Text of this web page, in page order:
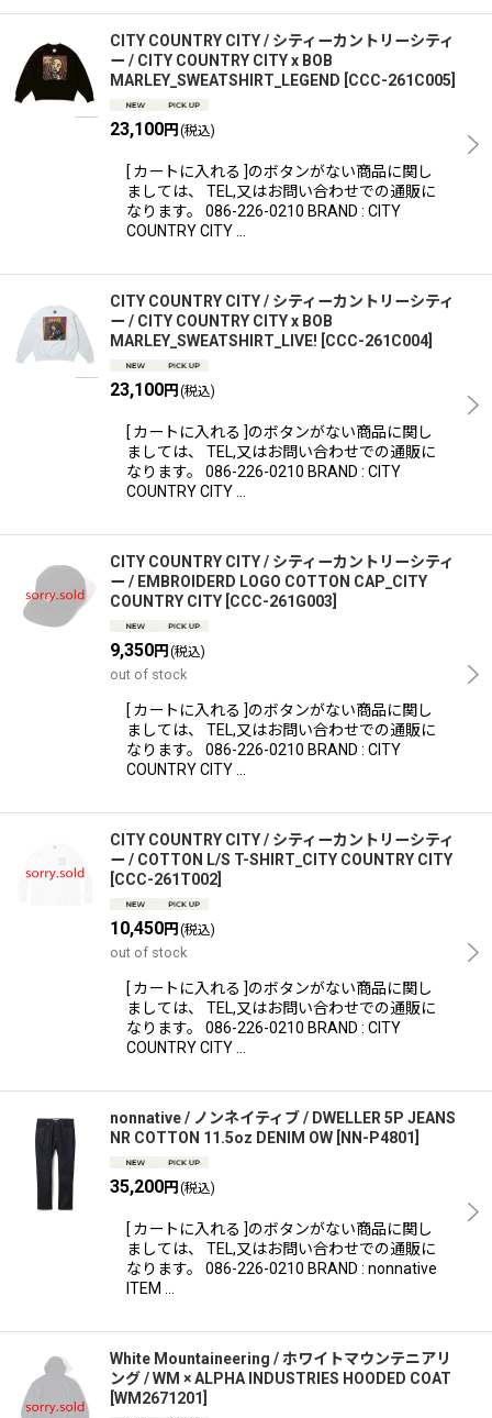
CITY COUNTRY CITY / シティーカントリーシティ
ー / CITY COUNTRY CITY x BOB
MARLEY_SWEATSHIRT_LEGEND CCC-261C005
23,100円 (税込)
[ カートに入れる ]のボタンがない商品に関し
ましては、 TEL,又はお問い合わせでの通販に
なります。 086-226-0210 BRAND : CITY
COUNTRY CITY …
CITY COUNTRY CITY / シティーカントリーシティ
ー / CITY COUNTRY CITY x BOB
MARLEY_SWEATSHIRT_LIVE! CCC-261C004
23,100円 (税込)
[ カートに入れる ]のボタンがない商品に関し
ましては、 TEL,又はお問い合わせでの通販に
なります。 086-226-0210 BRAND : CITY
COUNTRY CITY …
CITY COUNTRY CITY / シティーカントリーシティ
ー / EMBROIDERD LOGO COTTON CAP_CITY
COUNTRY CITY CCC-261G003
9,350円 (税込)
out of stock
[ カートに入れる ]のボタンがない商品に関し
ましては、 TEL,又はお問い合わせでの通販に
なります。 086-226-0210 BRAND : CITY
COUNTRY CITY …
CITY COUNTRY CITY / シティーカントリーシティ
ー / COTTON L/S T-SHIRT_CITY COUNTRY CITY
CCC-261T002
10,450円 (税込)
out of stock
[ カートに入れる ]のボタンがない商品に関し
ましては、 TEL,又はお問い合わせでの通販に
なります。 086-226-0210 BRAND : CITY
COUNTRY CITY …
nonnative / ノンネイティブ / DWELLER 5P JEANS
NR COTTON 11.5oz DENIM OW
NN-P4801
35,200円 (税込)
[ カートに入れる ]のボタンがない商品に関し
ましては、 TEL,又はお問い合わせでの通販に
なります。 086-226-0210 BRAND : nonnative
ITEM …
White Mountaineering / ホワイトマウンテニアリ
ング / WM × ALPHA INDUSTRIES HOODED COAT
WM2671201